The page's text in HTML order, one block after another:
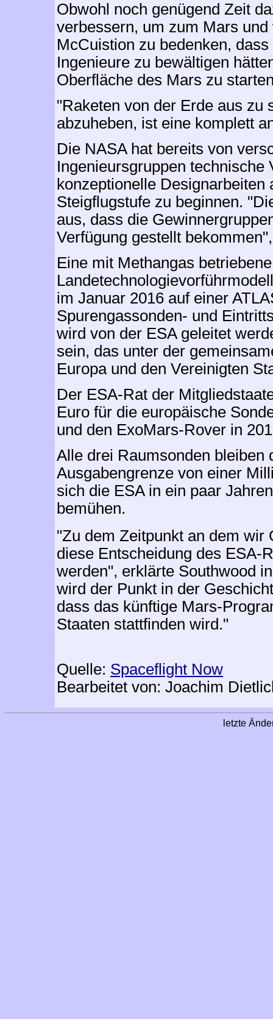
Obwohl noch genügend Zeit
verbessern, um zum Mars
McCuistion zu bedenken,
Ingenieure zu bewältigen
Oberfläche des Mars zu
"Raketen von der Erde aus zu
abzuheben, ist eine komplett
Die NASA hat bereits von
Ingenieursgruppen technische
konzeptionelle Designarbeiten
Steigflugstufe zu beginnen.
aus, dass die
Verfügung gestellt
Eine mit Methangas
im Januar 2016 auf einer
Spurengassonden- und
wird von der ESA geleitet
sein, das unter der
Europa und den Vereinigten
Der ESA-Rat der
Euro für die europäische
und den ExoMars-Rover in
Alle drei Raumsonden bleiben
Ausgabengrenze von einer
sich die ESA in ein paar
bemühen.
"Zu dem Zeitpunkt an dem wir
diese Entscheidung des ESA-
werden", erklärte Southwood
wird der Punkt in der
dass das künftige Mars-
Staaten stattfinden wird."
Quelle: Spaceflight Now
Bearbeitet von: Joachim
letzte